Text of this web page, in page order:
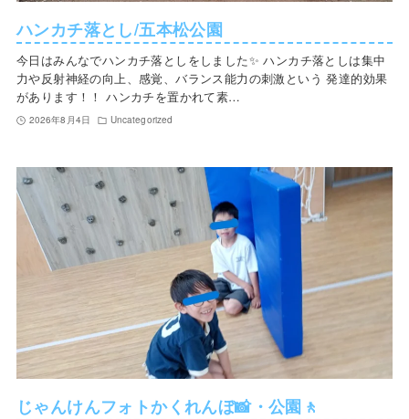
ハンカチ落とし/五本松公園
今日はみんなでハンカチ落としをしました✨ ハンカチ落としは集中
力や反射神経の向上、感覚、バランス能力の刺激という 発達的効果
があります！！ ハンカチを置かれて素…
2026年8月4日 Uncategorized
じゃんけんフォトかくれんぼ📸・公園🚶